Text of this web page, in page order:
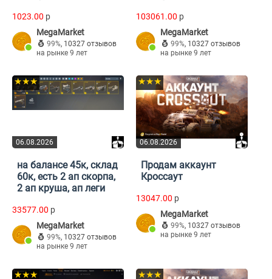
1023.00 p
MegaMarket
99%, 10327 отзывов
на рынке 9 лет
103061.00 p
MegaMarket
99%, 10327 отзывов
на рынке 9 лет
06.08.2026
★★★
на балансе 45к, склад
60к, есть 2 ап скорпа,
2 ап круша, ап леги
33577.00 p
MegaMarket
99%, 10327 отзывов
на рынке 9 лет
06.08.2026
★★★
Продам аккаунт
Кроссаут
13047.00 p
MegaMarket
99%, 10327 отзывов
на рынке 9 лет
★★★ ★★★